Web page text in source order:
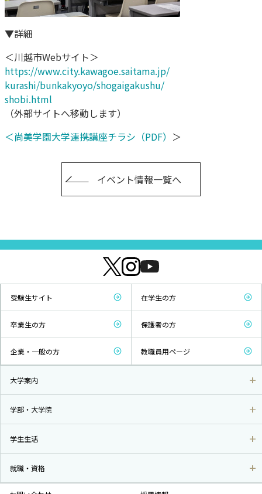
▼詳細
＜川越市Webサイト＞
https://www.city.kawagoe.saitama.jp/
kurashi/bunkakyoyo/shogaigakushu/
shobi.html
（外部サイトへ移動します）
＜尚美学園大学連携講座チラシ（PDF） ＞
イベント情報一覧へ
受験生サイト 在学生の方
卒業生の方 保護者の方
企業・一般の方 教職員用ページ
大学案内
学部・大学院
学生生活
就職・資格